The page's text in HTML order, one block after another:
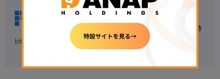
bitFlyer
【初心者にもおすすめ】
◆国内最大級の取引量
◆トップレベルのセキュリティ意識を持
つ
▷無料で口座開設する◁